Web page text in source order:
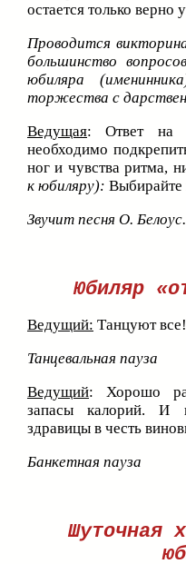
остается только верно
Проводится
большинство
юбиляра
торжества с
Ведущая: Ответ на
необходимо
ног и чувства ритма,
к юбиляру): Выбирайте
Звучит песня О.
Юбиляр
Ведущий: Танцуют все!
Танцевальная пауза
Ведущий: Хорошо
запасы калорий. И
здравицы в честь
Банкетная пауза
Шуточная